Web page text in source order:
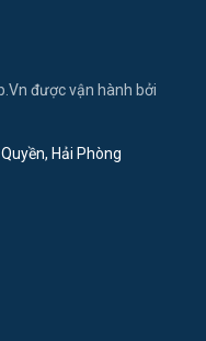
được vận hành bởi
Hải Phòng